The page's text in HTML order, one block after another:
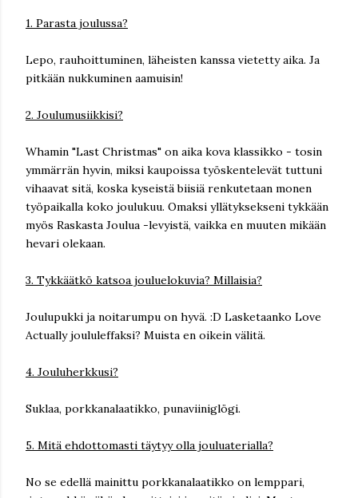
1. Parasta joulussa?
Lepo, rauhoittuminen, läheisten kanssa vietetty aika. Ja
pitkään nukkuminen aamuisin!
2. Joulumusiikkisi?
Whamin "Last Christmas" on aika kova klassikko - tosin
ymmärrän hyvin, miksi kaupoissa työskentelevät tuttuni
vihaavat sitä, koska kyseistä biisiä renkutetaan monen
työpaikalla koko joulukuu. Omaksi yllätyksekseni tykkään
myös Raskasta Joulua -levyistä, vaikka en muuten mikään
hevari olekaan.
3. Tykkäätkö katsoa jouluelokuvia? Millaisia?
Joulupukki ja noitarumpu on hyvä. :D Lasketaanko Love
Actually joululeffaksi? Muista en oikein välitä.
4. Jouluherkkusi?
Suklaa, porkkanalaatikko, punaviiniglögi.
5. Mitä ehdottomasti täytyy olla jouluaterialla?
No se edellä mainittu porkkanalaatikko on lemppari,